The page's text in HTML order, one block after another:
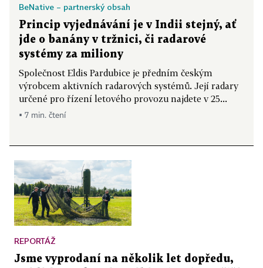
BeNative – partnerský obsah
Princip vyjednávání je v Indii stejný, ať
jde o banány v tržnici, či radarové
systémy za miliony
Společnost Eldis Pardubice je předním českým
výrobcem aktivních radarových systémů. Její radary
určené pro řízení letového provozu najdete v 25...
▪ 7 min. čtení
REPORTÁŽ
Jsme vyprodaní na několik let dopředu,